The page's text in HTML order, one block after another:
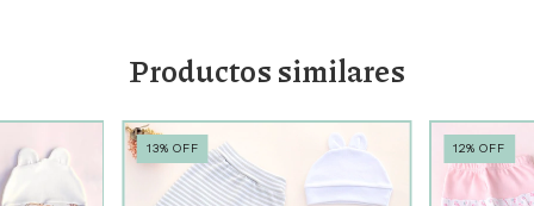
Productos similares
13% OFF 12%OFF